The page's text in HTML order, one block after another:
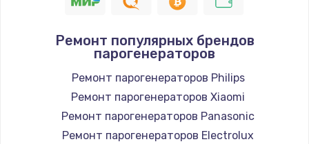
1400 руб.
Заказать
Замена / ремонт электронного модуля
Ремонт популярных брендов
парогенераторов
Ремонт парогенераторов Philips
Ремонт парогенераторов Xiaomi
Ремонт парогенераторов Panasonic
Ремонт парогенераторов Electrolux